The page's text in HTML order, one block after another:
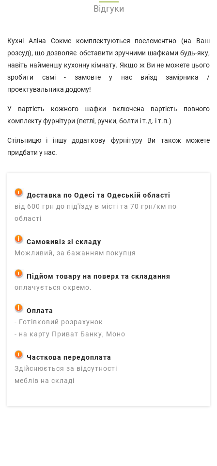
Доставка по Одесі та Одеській області
від 600 грн до під'їзду в місті та 70 грн/км по
області
Самовивіз зі складу
Можливий, за бажанням покупця
Підйом товару на поверх та складання
оплачується окремо.
Оплата
- Готівковий розрахунок
- на карту Приват Банку, Моно
Часткова передоплата
Здійснюється за відсутності
меблів на складі
Відгуки
Кухні Аліна Сокме комплектуються поелементно (на Ваш
розсуд), що дозволяє обставити зручними шафками будь-яку,
навіть найменшу кухонну кімнату. Якщо ж Ви не можете цього
зробити самі - замовте у нас виїзд замірника /
проектувальника додому!
У вартість кожного шафки включена вартість повного
комплекту фурнітури (петлі, ручки, болти і т.д. і т.п.)
Стільницю і іншу додаткову фурнітуру Ви також можете
придбати у нас.